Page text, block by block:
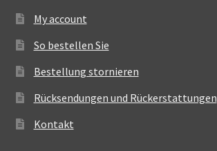
My account
So bestellen Sie
Bestellung stornieren
Rücksendungen und Rückerstattungen
Kontakt